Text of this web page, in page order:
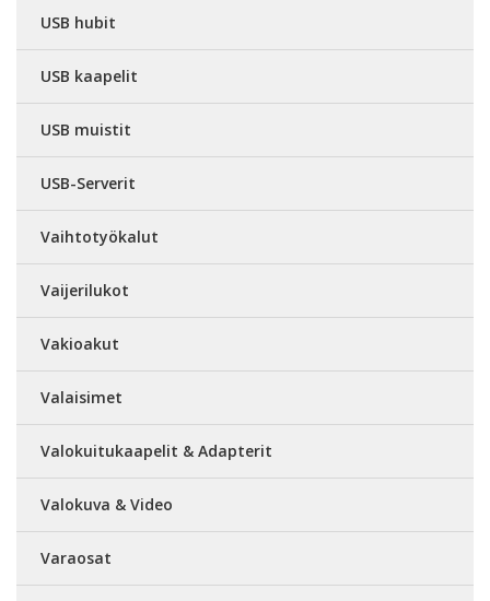
USB hubit
USB kaapelit
USB muistit
USB-Serverit
Vaihtotyökalut
Vaijerilukot
Vakioakut
Valaisimet
Valokuitukaapelit & Adapterit
Valokuva & Video
Varaosat